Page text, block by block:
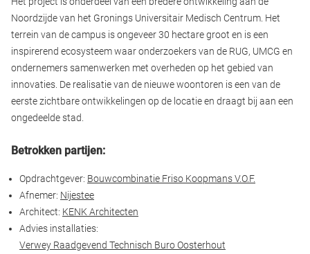
Noordzijde van het Gronings Universitair Medisch Centrum. Het
terrein van de campus is ongeveer 30 hectare groot en is een
inspirerend ecosysteem waar onderzoekers van de RUG, UMCG en
ondernemers samenwerken met overheden op het gebied van
innovaties. De realisatie van de nieuwe woontoren is een van de
eerste zichtbare ontwikkelingen op de locatie en draagt bij aan een
ongedeelde stad.
Betrokken partijen:
Opdrachtgever: Bouwcombinatie Friso Koopmans V.O.F.
Afnemer: Nijestee
Architect: KENK Architecten
Advies installaties:
Verwey Raadgevend Technisch Buro Oosterhout